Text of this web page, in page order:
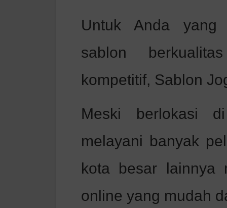
Untuk Anda yang
sablon
kompetitif, Sablon
Meski berlokasi
melayani banyak
kota besar lainnya
online yang mudah